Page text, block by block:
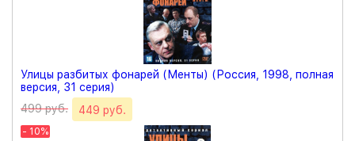
Улицы разбитых фонарей (Менты) (Россия, 1998, полная
версия, 31 серия)
499 руб.
449 руб.
- 10%